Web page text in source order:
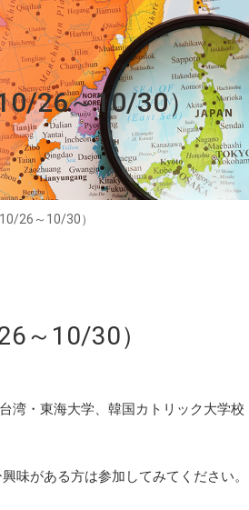
26～10/30）
26～10/30）
～10/30）
湾・東海大学、韓国カトリック大学校
味がある方は参加してみてください。